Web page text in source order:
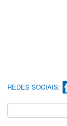
REDES SOCIAIS: